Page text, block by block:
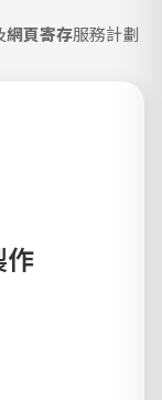
網頁寄存服務計劃
作